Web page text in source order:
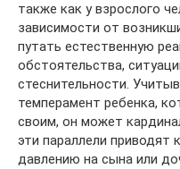
также как у взрослого
зависимости от
путать естественную
обстоятельства,
стеснительности.
темперамент ребенка,
своим, он может
эти параллели приводят
давлению на сына или